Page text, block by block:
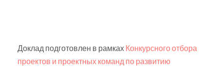
Доклад подготовлен в рамках Конкурсного отбора
проектов и проектных команд по развитию